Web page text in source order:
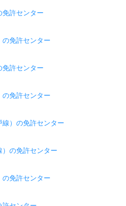
免許センター
免許センター
免許センター
免許センター
）の免許センター
の免許センター
の免許センター